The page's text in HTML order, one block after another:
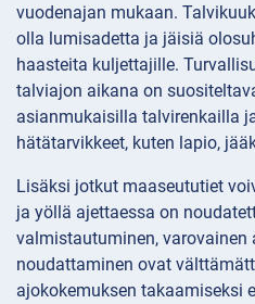
vuodenajan mukaan.
olla lumisadetta ja jäisiä
haasteita kuljettajille.
talviajon aikana on
asianmukaisilla talvirenkailla
hätätarvikkeet, kuten lapio,
Lisäksi jotkut maaseututiet
ja yöllä ajettaessa on
valmistautuminen, varovainen
noudattaminen ovat
ajokokemuksen takaamiseksi